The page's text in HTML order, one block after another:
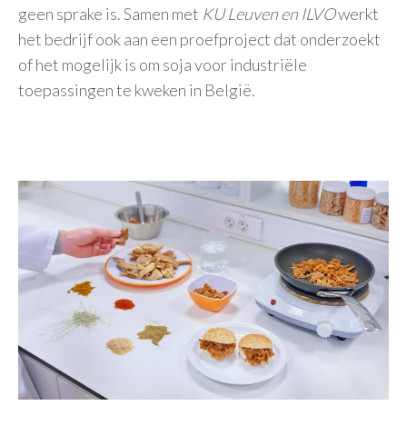
geen sprake is. Samen met KU Leuven en ILVOwerkt
het bedrijf ook aan een proefproject dat onderzoekt
of het mogelijk is om soja voor industriële
toepassingen te kweken in België.